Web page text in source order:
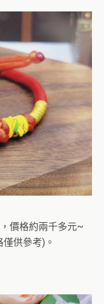
價格約兩千多元~
供參考)。